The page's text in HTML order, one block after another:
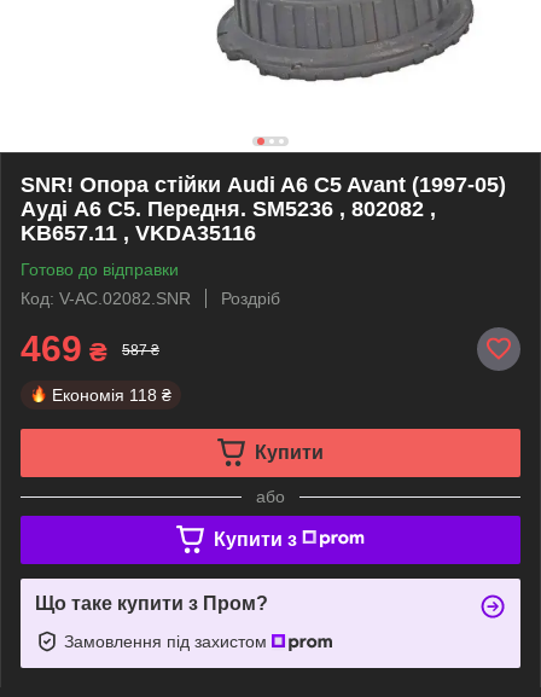
SNR! Опора стійки Audi A6 C5 Avant (1997-05)
Ауді А6 C5. Передня. SM5236 , 802082 ,
KB657.11 , VKDA35116
Готово до відправки
Код: V-AC.02082.SNR
Роздріб
469 ₴ 587 ₴
Економія 118 ₴
Купити
або
Купити з
Що таке купити з Пром?
Замовлення під захистом